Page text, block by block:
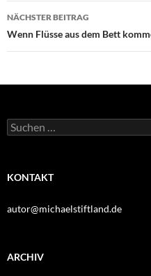
NÄCHSTER BEITRAG
Wenn Flüsse aus dem Bett
Suchen
nach:
KONTAKT
autor@michaelstiftland.de
ARCHIV